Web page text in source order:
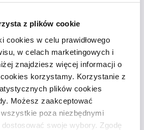
z plików cookie
cookies w celu prawidłowego
w celach marketingowych i
znajdziesz więcej informacji o
korzystamy. Korzystanie z
plików cookies
Możesz zaakceptować
poza niezbędnymi
swoje wybory. Zgodę
zadawane
cesjonariusz
jego rola
cesji?